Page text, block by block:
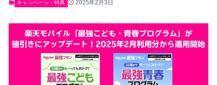
キャンペーン・特典 2025年2月3日